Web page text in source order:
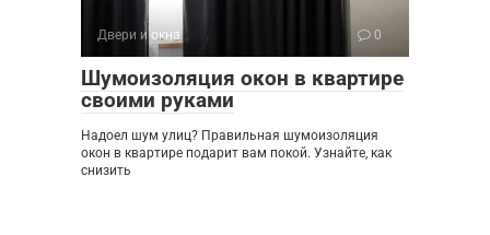
Двери и окна 0
Шумоизоляция окон в квартире
своими руками
Надоел шум улиц? Правильная шумоизоляция
окон в квартире подарит вам покой. Узнайте, как
снизить